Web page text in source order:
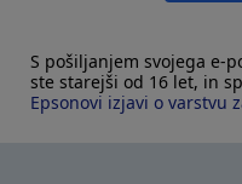
S pošiljanjem svojega e-
ste starejši od 16 let, in
Epsonovi izjavi o varstvu